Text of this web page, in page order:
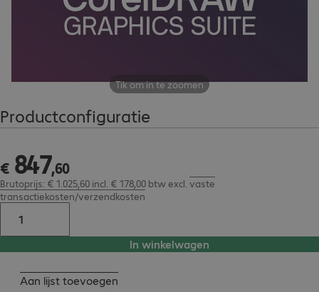
Tik om in te zoomen
Productconfiguratie
€ 847,60
€ 847,60
Brutoprijs: € 1.025,60 incl. € 178,00 btw excl. vaste
transactiekosten/verzendkosten
In winkelwagen
Aan lijst toevoegen